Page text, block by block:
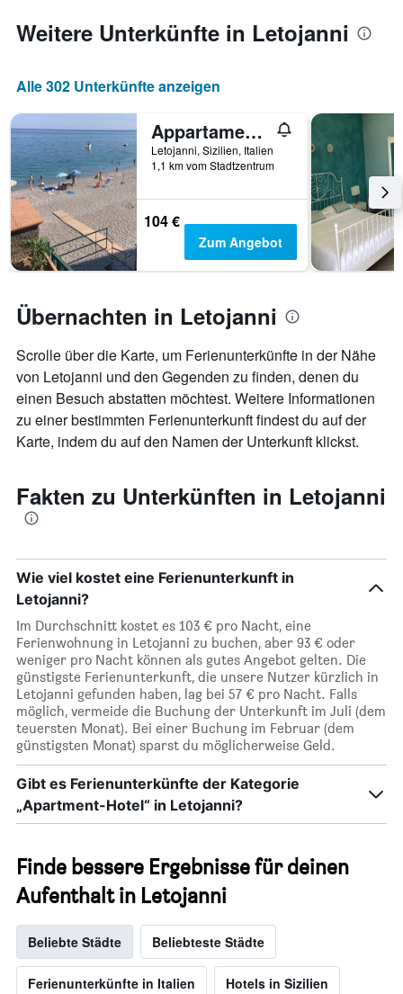
näher
das
Das
hat
1
X-
Achse,
die
die
Anzahl
der
Tage
Aufenthalt
anzeigt
Das
Diagramm
hat
1
Y-
die
Zimmerpreis
anzeigt
Weitere Unterkünfte in Letojanni
Alle 302 Unterkünfte anzeigen
Appartamento Blue Holiday
Letojanni, Sizilien, Italien
1,1 km vom Stadtzentrum
104 €
Zum Angebot
Übernachten in Letojanni
Scrolle über die Karte, um Ferienunterkünfte in der Nähe
von Letojanni und den Gegenden zu finden, denen du
einen Besuch abstatten möchtest. Weitere Informationen
zu einer bestimmten Ferienunterkunft findest du auf der
Karte, indem du auf den Namen der Unterkunft klickst.
Fakten zu Unterkünften in Letojanni
Wie viel kostet eine Ferienunterkunft in
Letojanni?
Im Durchschnitt kostet es 103 € pro Nacht, eine
Ferienwohnung in Letojanni zu buchen, aber 93 € oder
weniger pro Nacht können als gutes Angebot gelten. Die
günstigste Ferienunterkunft, die unsere Nutzer kürzlich in
Letojanni gefunden haben, lag bei 57 € pro Nacht. Falls
möglich, vermeide die Buchung der Unterkunft im Juli (dem
teuersten Monat). Bei einer Buchung im Februar (dem
günstigsten Monat) sparst du möglicherweise Geld.
Gibt es Ferienunterkünfte der Kategorie
„Apartment-Hotel“ in Letojanni?
Finde bessere Ergebnisse für deinen
Aufenthalt in Letojanni
Beliebte Städte Beliebteste Städte
Ferienunterkünfte in Italien Hotels in Sizilien